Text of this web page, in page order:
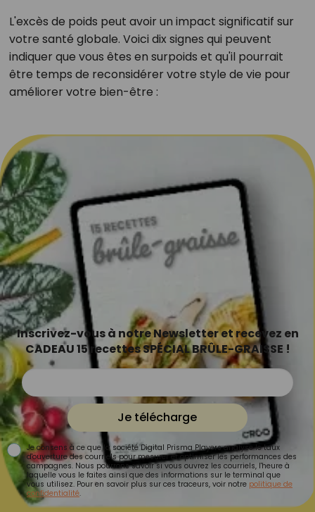
L'excès de poids peut avoir un impact significatif sur
votre santé globale. Voici dix signes qui peuvent
indiquer que vous êtes en surpoids et qu'il pourrait
être temps de reconsidérer votre style de vie pour
améliorer votre bien-être :
Inscrivez-vous à notre Newsletter et recevez en
CADEAU 15 recettes SPÉCIAL BRÛLE-GRAISSE !
Je télécharge
Je consens à ce que la société Digital Prisma Players analyse le taux
d'ouverture des courriels pour mesurer et optimiser les performances des
campagnes. Nous pourrons savoir si vous ouvrez les courriels, l'heure à
laquelle vous le faites ainsi que des informations sur le terminal que
vous utilisez. Pour en savoir plus sur ces traceurs, voir notre politique de
confidentialité.